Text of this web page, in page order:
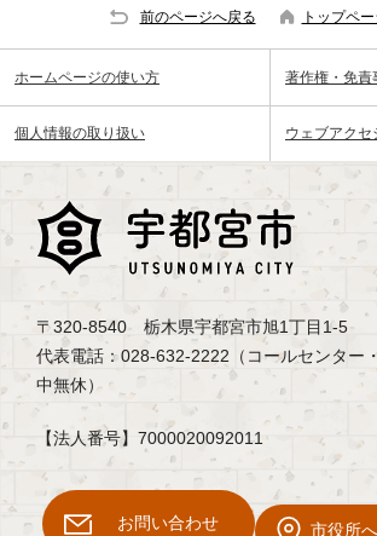
前のページへ戻る トップペ
ホームページの使い方 著作権・免責
個人情報の取り扱い ウェブアクセ
〒320-8540 栃木県宇都宮市旭1丁目1-5
代表電話：028-632-2222（コールセンター
中無休）
【法人番号】7000020092011
お問い合わせ 市役所